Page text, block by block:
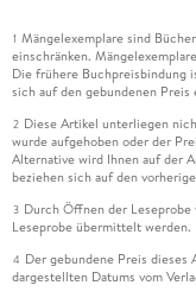
1 Mängelexemplare sind
einschränken.
Die frühere Buchpreisbindung
sich auf den gebundenen Preis
2 Diese Artikel unterliegen
wurde aufgehoben oder der
Alternative wird Ihnen auf der
beziehen sich auf den
3 Durch Öffnen der
Leseprobe übermittelt werden.
4 Der gebundene Preis
dargestellten Datums vom